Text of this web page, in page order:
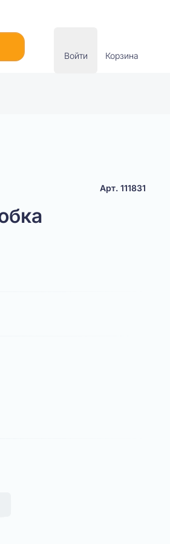
Войти Корзина
Арт. 111831